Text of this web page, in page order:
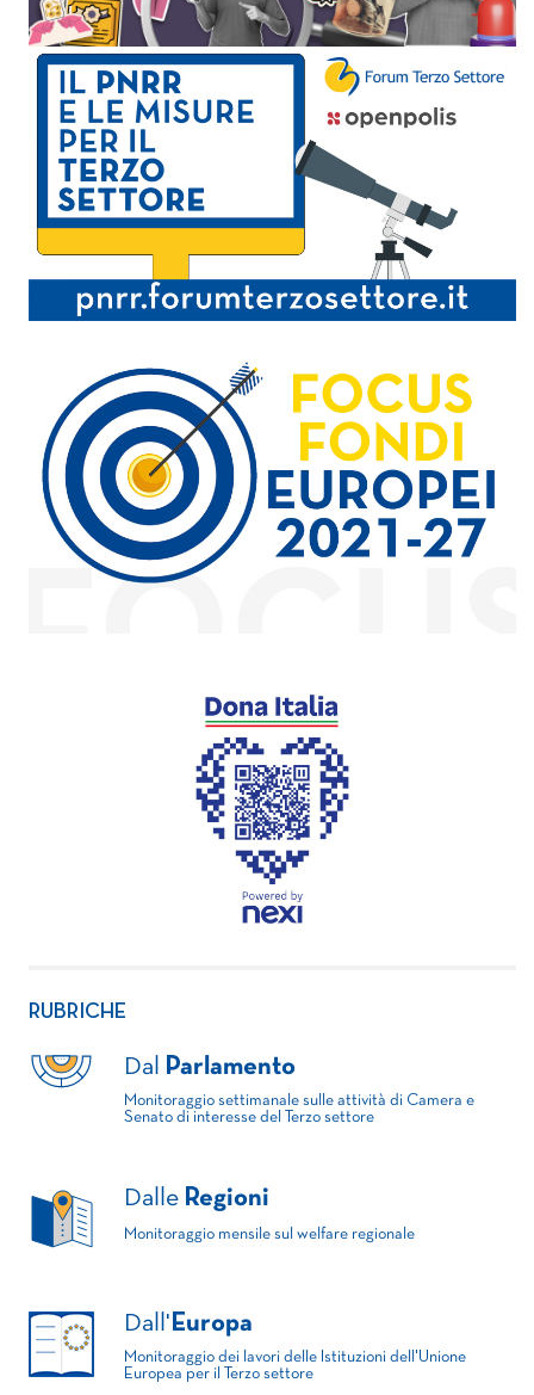
RUBRICHE
Dal Parlamento
Monitoraggio settimanale sulle attività di Camera e
Senato di interesse del Terzo settore
Dalle Regioni
Monitoraggio mensile sul welfare regionale
Dall' Europa
Monitoraggio dei lavori delle Istituzioni dell'Unione
Europea per il Terzo settore